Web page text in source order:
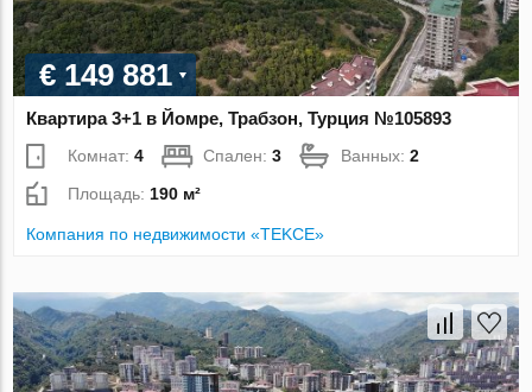
€ 149 881
Квартира 3+1 в Йомре, Трабзон, Турция №105893
Комнат:4 Спален:3 Ванных:2
Площадь: 190 м²
Компания по недвижимости «TEKCE»